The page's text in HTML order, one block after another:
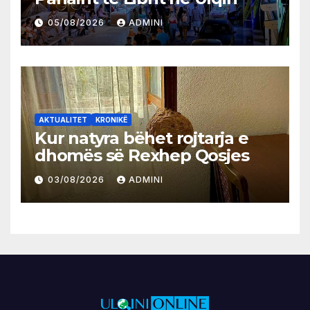
05/08/2026 ADMINI
AKTUALITET KRONIKË
Kur natyra bëhet rojtarja e
dhomës së Rexhep Qosjes
03/08/2026 ADMINI